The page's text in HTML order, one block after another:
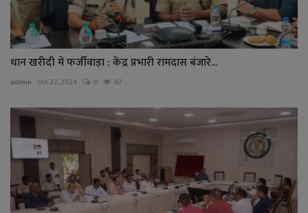
धान खरीदी में फर्जीवाड़ा : केंद्र प्रभारी रामदास बंजारे...
admin Oct 22, 2024 0 67